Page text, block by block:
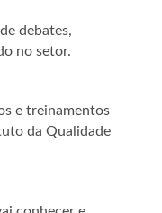
debates,
no setor.
e treinamentos
da Qualidade